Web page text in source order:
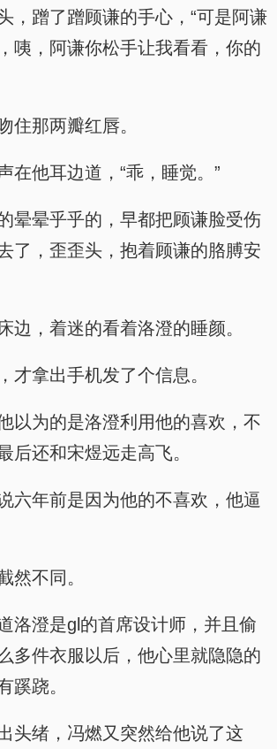
，蹭了蹭顾谦的手心，“可是阿谦
咦，阿谦你松手让我看看，你的
住那两瓣红唇。
在他耳边道，“乖，睡觉。”
晕晕乎乎的，早都把顾谦脸受伤
了，歪歪头，抱着顾谦的胳膊安
边，着迷的看着洛澄的睡颜。
才拿出手机发了个信息。
以为的是洛澄利用他的喜欢，不
后还和宋煜远走高飞。
六年前是因为他的不喜欢，他逼
然不同。
洛澄是gl的首席设计师，并且偷
多件衣服以后，他心里就隐隐的
蹊跷。
头绪，冯燃又突然给他说了这